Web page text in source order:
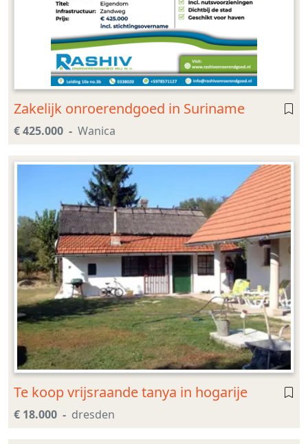
Zakelijk onroerendgoed in Suriname
€ 425.000 Wanica
Te koop vrijsraande tanya in hogarije
€ 18.000 dresden